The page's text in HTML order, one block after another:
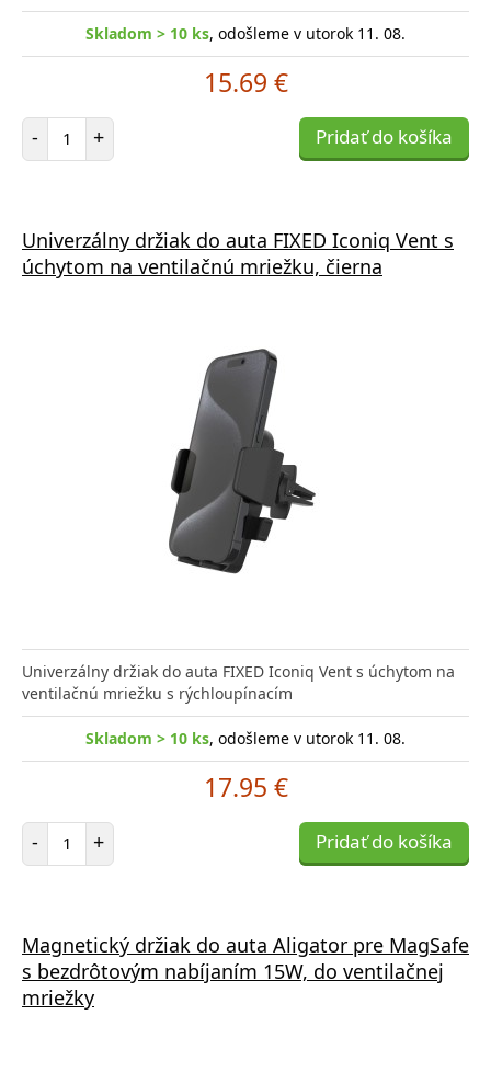
Skladom > 10 ks, odošleme v utorok 11. 08.
15.69 €
- Počet položiek
+ Pridať do košíka
Univerzálny držiak do auta FIXED Iconiq Vent s
úchytom na ventilačnú mriežku, čierna
Univerzálny držiak do auta FIXED Iconiq Vent s úchytom na
ventilačnú mriežku s rýchloupínacím
Skladom > 10 ks, odošleme v utorok 11. 08.
17.95 €
- Počet položiek
+ Pridať do košíka
Magnetický držiak do auta Aligator pre MagSafe
s bezdrôtovým nabíjaním 15W, do ventilačnej
mriežky